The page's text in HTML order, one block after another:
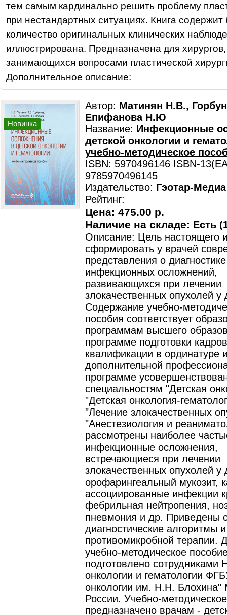
тем самым кардинально решить проблему
при нестандартных ситуациях. Книга
количество оригинальных клинических
иллюстрирована. Предназначена для хирургов,
занимающихся вопросами пластической
Дополнительное описание:
Новинка
Автор: Матинян Н.В.,
Епифанова Н.Ю
Название: Инфекционные
детской онкологии и
учебно-методическое
ISBN: 5970496146 ISBN-
9785970496145
Издательство: Гэотар-Медиа
Рейтинг:
Цена: 475.00 р.
Наличие на складе: Есть
Описание: Цель настоящего
сформировать у врачей
представления о диагностике
инфекционных осложнений,
развивающихся при лечении
злокачественных опухолей у
Содержание учебно-
пособия соответствует
программам высшего
программе подготовки
квалификации в ординатуре
дополнительной
программе
специальностям "Детская
"Детская онкология-
"Лечение злокачественных
"Анестезиология и
рассмотрены наиболее
инфекционные осложнения,
встречающиеся при лечении
злокачественных опухолей у
орофарингеальный мукозит,
ассоциированные инфекции
фебрильная нейтропения,
пневмония и др. Приведены
диагностические алгоритмы
противомикробной терапии.
учебно-методическое
подготовлено сотрудниками
онкологии и гематологии
онкологии им. Н.Н. Блохина"
России. Учебно-
предназначено врачам -